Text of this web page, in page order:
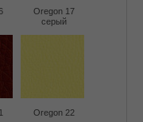
Oregon 17
серый
Oregon 22